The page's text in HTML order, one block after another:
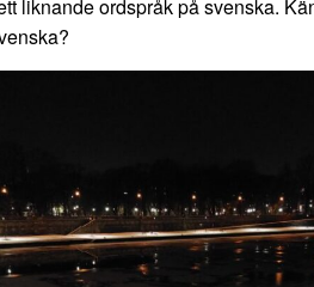
liknande ordspråk på svenska.